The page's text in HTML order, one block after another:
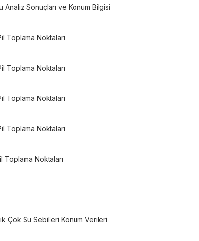
Analiz Sonuçları ve Konum Bilgisi
Toplama Noktaları
Toplama Noktaları
Toplama Noktaları
Toplama Noktaları
Toplama Noktaları
Çok Su Sebilleri Konum Verileri